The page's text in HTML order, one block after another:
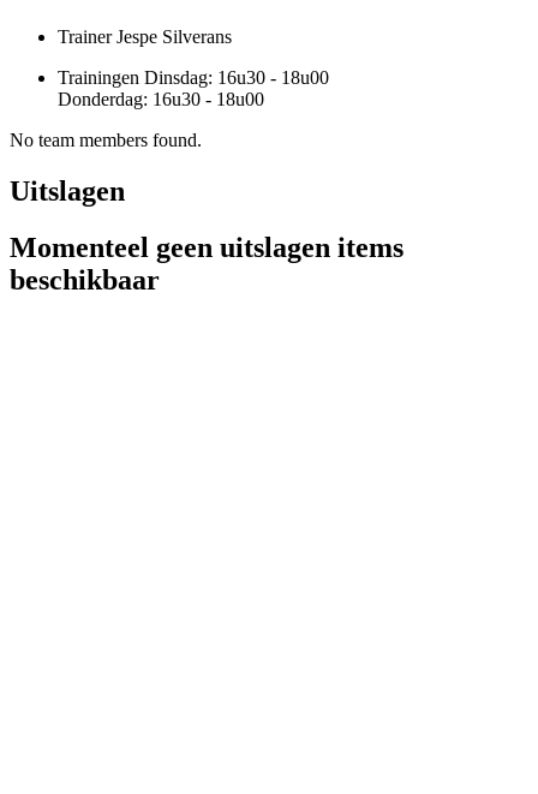
TrainerJespe Silverans
Trainingen Dinsdag: 16u30 - 18u00 ​
Donderdag: 16u30 - 18u00
No team members found.
Uitslagen
Momenteel geen uitslagen items
beschikbaar